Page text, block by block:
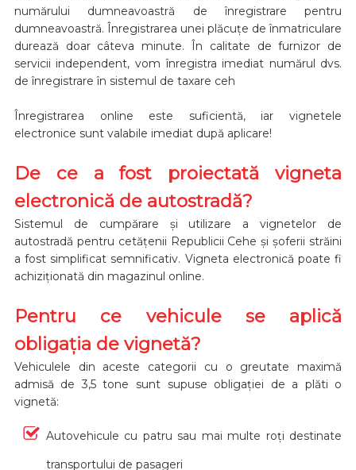
numărului dumneavoastră de înregistrare pentru
dumneavoastră. Înregistrarea unei plăcuțe de înmatriculare
durează doar câteva minute. În calitate de furnizor de
servicii independent, vom înregistra imediat numărul dvs.
de înregistrare în sistemul de taxare ceh
Înregistrarea online este suficientă, iar vignetele
electronice sunt valabile imediat după aplicare!
De ce a fost proiectată vigneta
electronică de autostradă?
Sistemul de cumpărare și utilizare a vignetelor de
autostradă pentru cetățenii Republicii Cehe și șoferii străini
a fost simplificat semnificativ. Vigneta electronică poate fi
achiziționată din magazinul online.
Pentru ce vehicule se aplică
obligația de vignetă?
Vehiculele din aceste categorii cu o greutate maximă
admisă de 3,5 tone sunt supuse obligației de a plăti o
vignetă:
Autovehicule cu patru sau mai multe roți destinate
transportului de pasageri